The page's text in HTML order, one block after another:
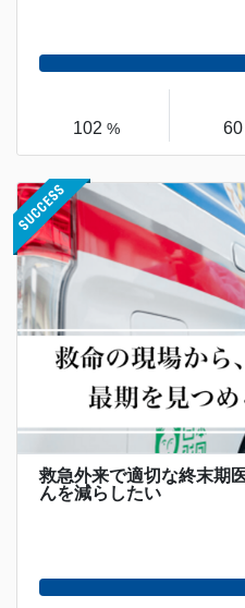
102 % 60
救急外来で適切な終末期
んを減らしたい